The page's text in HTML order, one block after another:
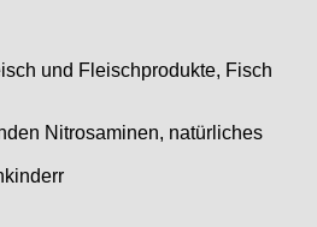
und Fleischprodukte, Fisch
Nitrosaminen, natürliches